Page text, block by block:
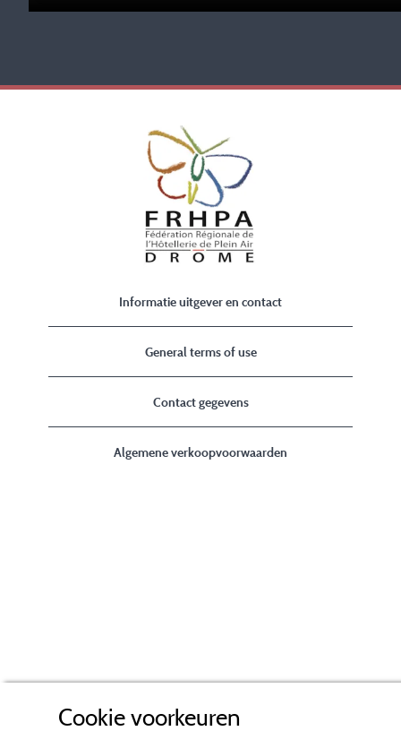
Informatie uitgever en contact
General terms of use
Contact gegevens
Algemene verkoopvoorwaarden
Cookie voorkeuren